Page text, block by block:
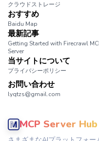
クラウドストレージ
おすすめ
Baidu Map
最新記事
Getting Started with Firecrawl
Server
当サイトについて
プライバシーポリシー
お問い合わせ
lyqtzs@gmail.com
MCP Server Hub